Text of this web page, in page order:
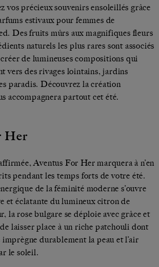
vos précieux souvenirs ensoleillés grâce
estivaux pour femmes de
Des fruits mûrs aux magnifiques fleurs
naturels les plus rares sont associés
de lumineuses compositions qui
vers des rivages lointains, jardins
paradis. Découvrez la création
accompagnera partout cet été.
Her
Aventus For Her marquera à n’en
pendant les temps forts de votre été.
de la féminité moderne s’ouvre
et éclatante du lumineux citron de
la rose bulgare se déploie avec grâce et
laisser place à un riche patchouli dont
durablement la peau et l’air
le soleil.